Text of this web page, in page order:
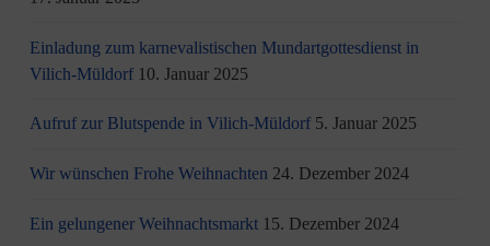
Einladung zum karnevalistischen Mundartgottesdienst in
Vilich-Müldorf 10. Januar 2025
Aufruf zur Blutspende in Vilich-Müldorf 5. Januar 2025
Wir wünschen Frohe Weihnachten 24. Dezember 2024
Ein gelungener Weihnachtsmarkt 15. Dezember 2024